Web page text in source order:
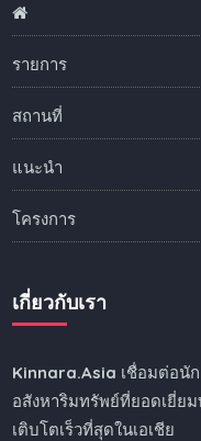
รายการ
สถานที่
แนะนำ
โครงการ
เกี่ยวกับเรา
Kinnara.Asia เชื่อมต่อนั
อสังหาริมทรัพย์ที่ยอดเยี่ย
เติบโตเร็วที่สุดในเอเชีย